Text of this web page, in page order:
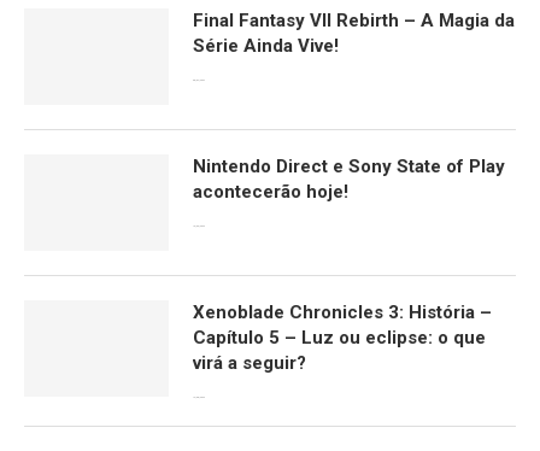
Final Fantasy VII Rebirth – A Magia da
Série Ainda Vive!
Nintendo Direct e Sony State of Play
acontecerão hoje!
Xenoblade Chronicles 3: História –
Capítulo 5 – Luz ou eclipse: o que
virá a seguir?